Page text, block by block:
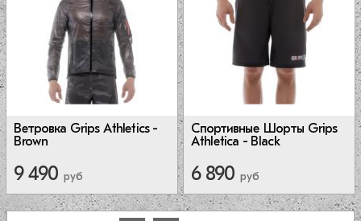
Ветровка Grips Athletics -
Brown
9 490 руб
Спортивные Шорты Grips
Athletica - Black
6 890 руб